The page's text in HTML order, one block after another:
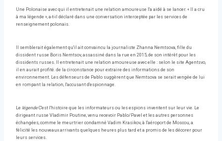
Une Polonaise avec qui il entretenait une relation amoureuse l'a aidé à se lancer. « Il a cru
à ma légende », a-t-il déclaré dans une conversation interceptée par les services de
renseignement polonais.
Il semblerait également qu'il ait convaincu la journaliste Zhanna Nemtsova, fille du
dissident russe Boris Nemtsov, assassiné dans la rue en 2015, de son intérêt pour les
dissidents russes. Il entretenait une relation amoureuse avec elle : selon le site Agentsvo,
il en aurait profité. de la circonstance pour extraire des informations de son
environnement. Les défenseurs de Pablo suggèrent que Nemtsova se serait vengée de lui
en rompant la relation, l'accusant d'espionnage.
Le légende C'est l'histoire que les informateurs ou les espions inventent sur leur vie. Le
dirigeant russe Vladimir Poutine, venu recevoir Pablo/Pavel et les autres personnes
échangées, comme le meurtrier condamné Vadim Krasikov, à l'aéroport de Moscou, a
félicité les nouveaux arrivants quelques heures plus tard et a promis de les décorer pour
leurs services.